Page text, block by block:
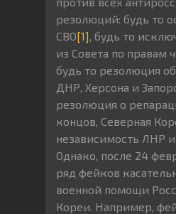
резолюций: будь то
СВО[1] , будь то
из Совета по правам
будь то резолюция
ДНР, Херсона и
резолюция о
концов, Северная
независимость ЛНР
Однако, после 24
ряд фейков
военной помощи
Кореи. Например,